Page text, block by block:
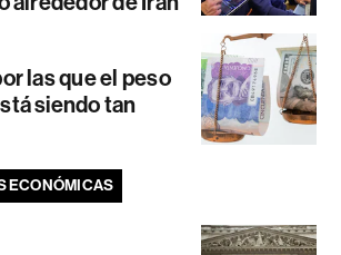
las que el peso
siendo tan
ECONÓMICAS